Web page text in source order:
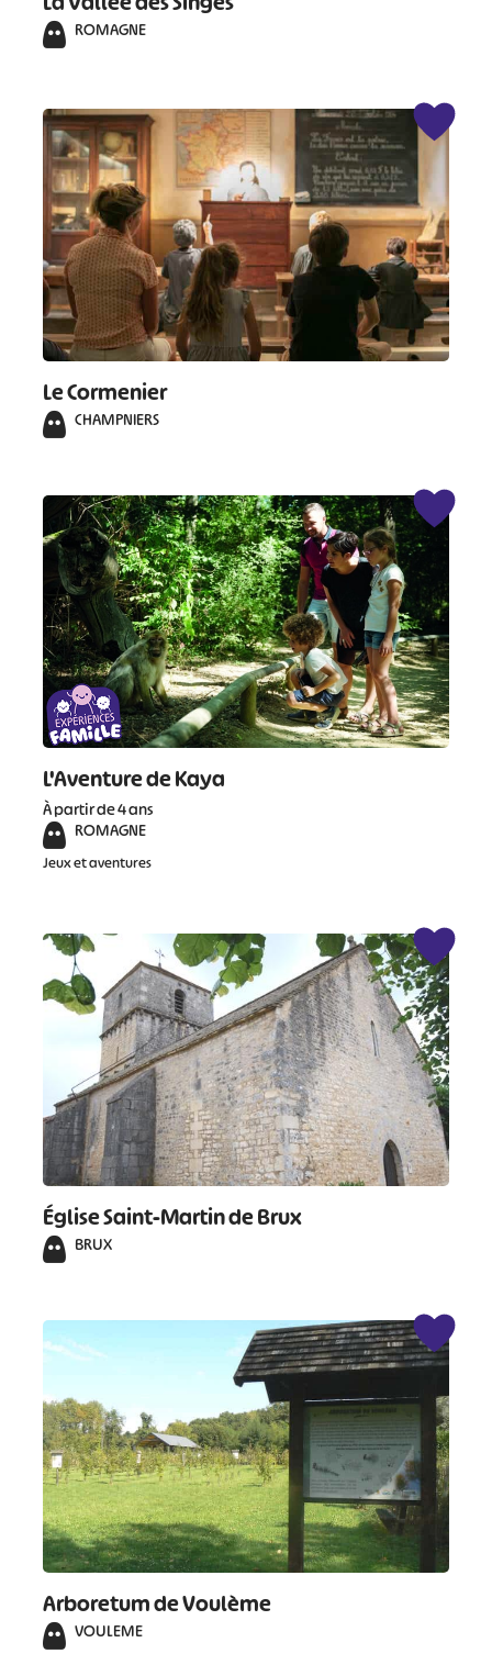
ROMAGNE
Le Cormenier
CHAMPNIERS
L'Aventure de Kaya
À partir de 4 ans
ROMAGNE
Jeux et aventures
Église Saint-Martin de Brux
BRUX
Arboretum de Voulème
VOULEME
#
#